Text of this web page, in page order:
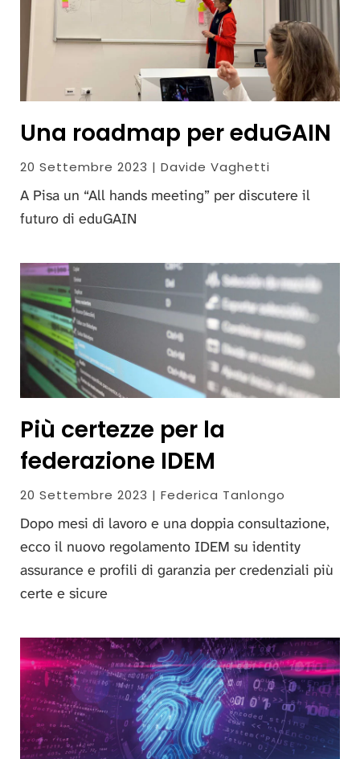
Una roadmap per eduGAIN
20 Settembre 2023 | Davide Vaghetti
A Pisa un “All hands meeting” per discutere il
futuro di eduGAIN
Più certezze per la
federazione IDEM
20 Settembre 2023 | Federica Tanlongo
Dopo mesi di lavoro e una doppia consultazione,
ecco il nuovo regolamento IDEM su identity
assurance e profili di garanzia per credenziali più
certe e sicure